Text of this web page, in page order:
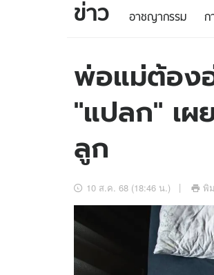
ข่าว
ข่าวบันเทิง
ข่าวกีฬา
ข่าวเศรษฐกิจ
อัปเดตจีน
ข่าว อาชญากรรม ก
พ่อแม่ต้อง
"แปลก" เผ
ลูก
10 ส.ค. 68 (18:46 น.) พิ